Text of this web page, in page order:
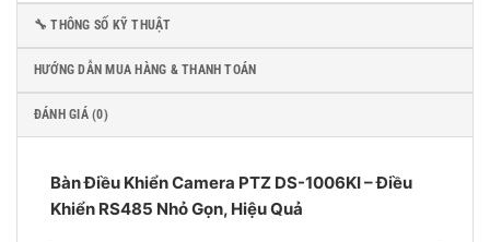
🔧 THÔNG SỐ KỸ THUẬT
HƯỚNG DẪN MUA HÀNG & THANH TOÁN
ĐÁNH GIÁ (0)
Bàn Điều Khiển Camera PTZ DS-1006KI – Điều
Khiển RS485 Nhỏ Gọn, Hiệu Quả